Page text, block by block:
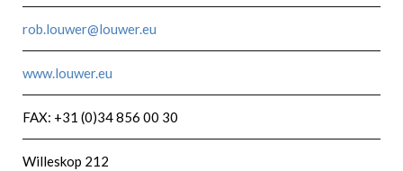
rob.louwer@louwer.eu
www.louwer.eu
FAX: +31 (0)34 856 00 30
Willeskop 212